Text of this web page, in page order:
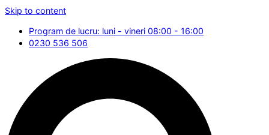
Skip to content
Program de lucru: luni - vineri 08:00 - 16:00
0230 536 506